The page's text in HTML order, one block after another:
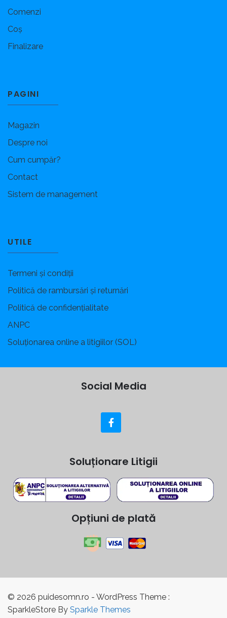
Comenzi
Coș
Finalizare
PAGINI
Magazin
Despre noi
Cum cumpăr?
Contact
Sistem de management
UTILE
Termeni și condiții
Politică de rambursări și returnări
Politică de confidențialitate
ANPC
Soluționarea online a litigiilor (SOL)
Social Media
Soluționare Litigii
Opțiuni de plată
© 2026 puidesomn.ro - WordPress Theme :
SparkleStore By Sparkle Themes